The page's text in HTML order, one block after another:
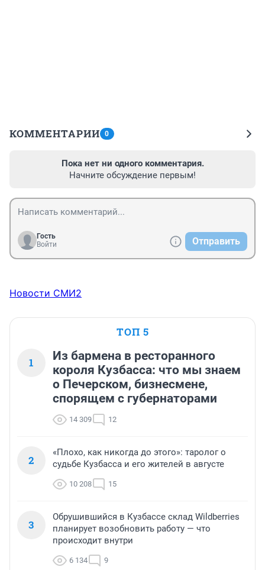
КОММЕНТАРИИ 0
Пока нет ни одного комментария.
Начните обсуждение первым!
Гость
Войти
Отправить
Новости СМИ2
ТОП 5
1
Из бармена в ресторанного
короля Кузбасса: что мы знаем
о Печерском, бизнесмене,
спорящем с губернаторами
14 309 12
2
«Плохо, как никогда до этого»: таролог о
судьбе Кузбасса и его жителей в августе
10 208 15
3
Обрушившийся в Кузбассе склад Wildberries
планирует возобновить работу — что
происходит внутри
6 134 9